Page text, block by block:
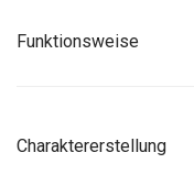
Funktionsweise
Charaktererstellung